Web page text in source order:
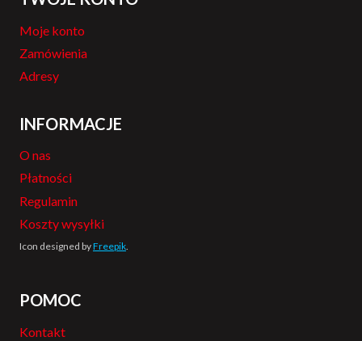
Moje konto
Zamówienia
Adresy
INFORMACJE
O nas
Płatności
Regulamin
Koszty wysyłki
Icon designed byFreepik.
POMOC
Kontakt